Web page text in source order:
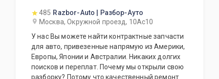
485 Razbor-Auto | Разбор-Ауто
Москва, Окружной проезд, 10Ас10
У нас Вы можете найти контрактные запчасти
для авто, привезенные напрямую из Америки,
Европы, Японии и Австралии. Никаких долгих
поисков и переплат. Почему мы открыли свою
разборку? Потому что качественный ремонт